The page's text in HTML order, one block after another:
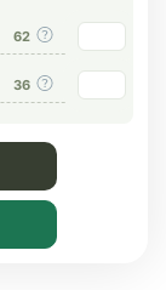
62
36